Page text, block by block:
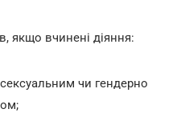
якщо вчинені діяння:
чи гендерно